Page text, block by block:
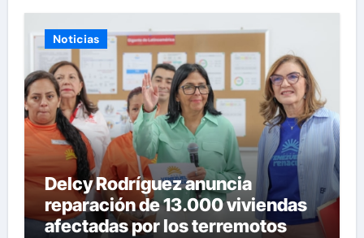
Noticias
Delcy Rodríguez anuncia
reparación de 13.000 viviendas
afectadas por los terremotos